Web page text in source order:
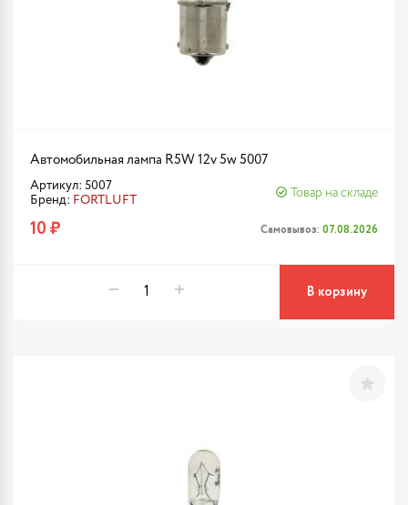
Автомобильная лампа R5W 12v 5w 5007
Артикул: 5007
Бренд: FORTLUFT
Товар на складе
10 ₽ Самовывоз: 07.08.2026
В корзину